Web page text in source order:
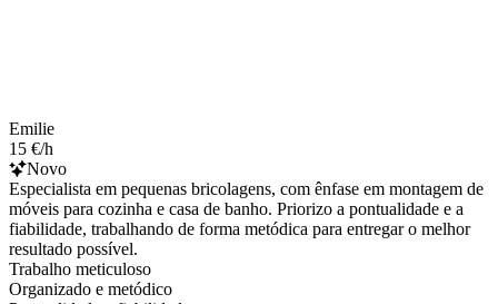
Emilie
15 €/h
Novo
Especialista em pequenas bricolagens, com ênfase em montagem de
móveis para cozinha e casa de banho. Priorizo a pontualidade e a
fiabilidade, trabalhando de forma metódica para entregar o melhor
resultado possível.
Trabalho meticuloso
Organizado e metódico